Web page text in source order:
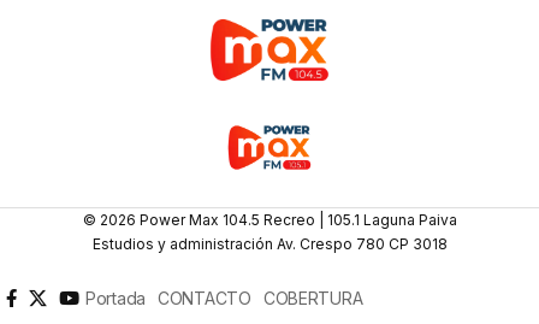
© 2026 Power Max 104.5 Recreo | 105.1 Laguna Paiva
Estudios y administración Av. Crespo 780 CP 3018
Portada CONTACTO COBERTURA